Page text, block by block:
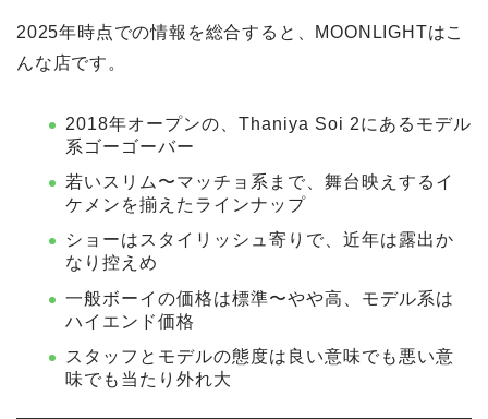
2025年時点での情報を総合すると、MOONLIGHTはこ
んな店です。
2018年オープンの、Thaniya Soi 2にあるモデル
系ゴーゴーバー
若いスリム〜マッチョ系まで、舞台映えするイ
ケメンを揃えたラインナップ
ショーはスタイリッシュ寄りで、近年は露出か
なり控えめ
一般ボーイの価格は標準〜やや高、モデル系は
ハイエンド価格
スタッフとモデルの態度は良い意味でも悪い意
味でも当たり外れ大